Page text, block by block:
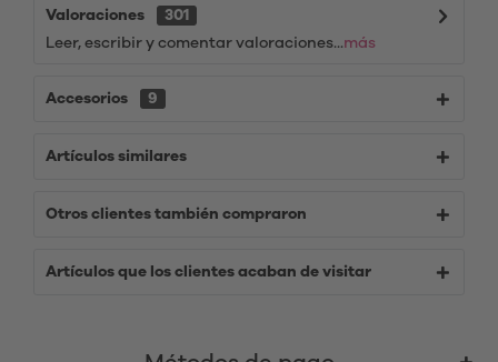
Valoraciones
301
Leer, escribir y comentar valoraciones...más
Accesorios 9
Artículos similares
Otros clientes también compraron
Artículos que los clientes acaban de visitar